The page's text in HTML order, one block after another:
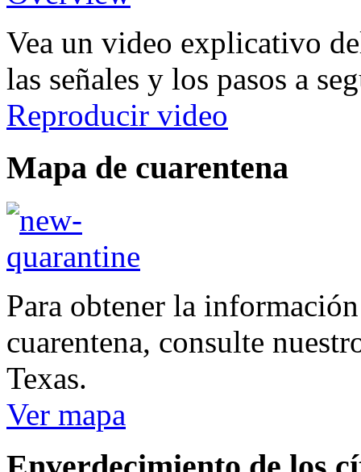
Vea un video explicativo
las señales y los pasos a
Reproducir video
Mapa de cuarentena
Para obtener la
cuarentena, consulte
Texas.
Ver mapa